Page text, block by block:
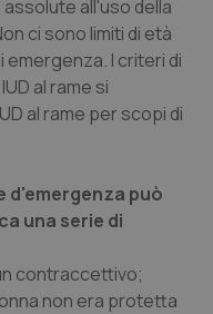
all'uso della
ci sono limiti di età
I criteri di
al rame si
al rame per scopi di
d'emergenza può
una serie di
contraccettivo;
non era protetta